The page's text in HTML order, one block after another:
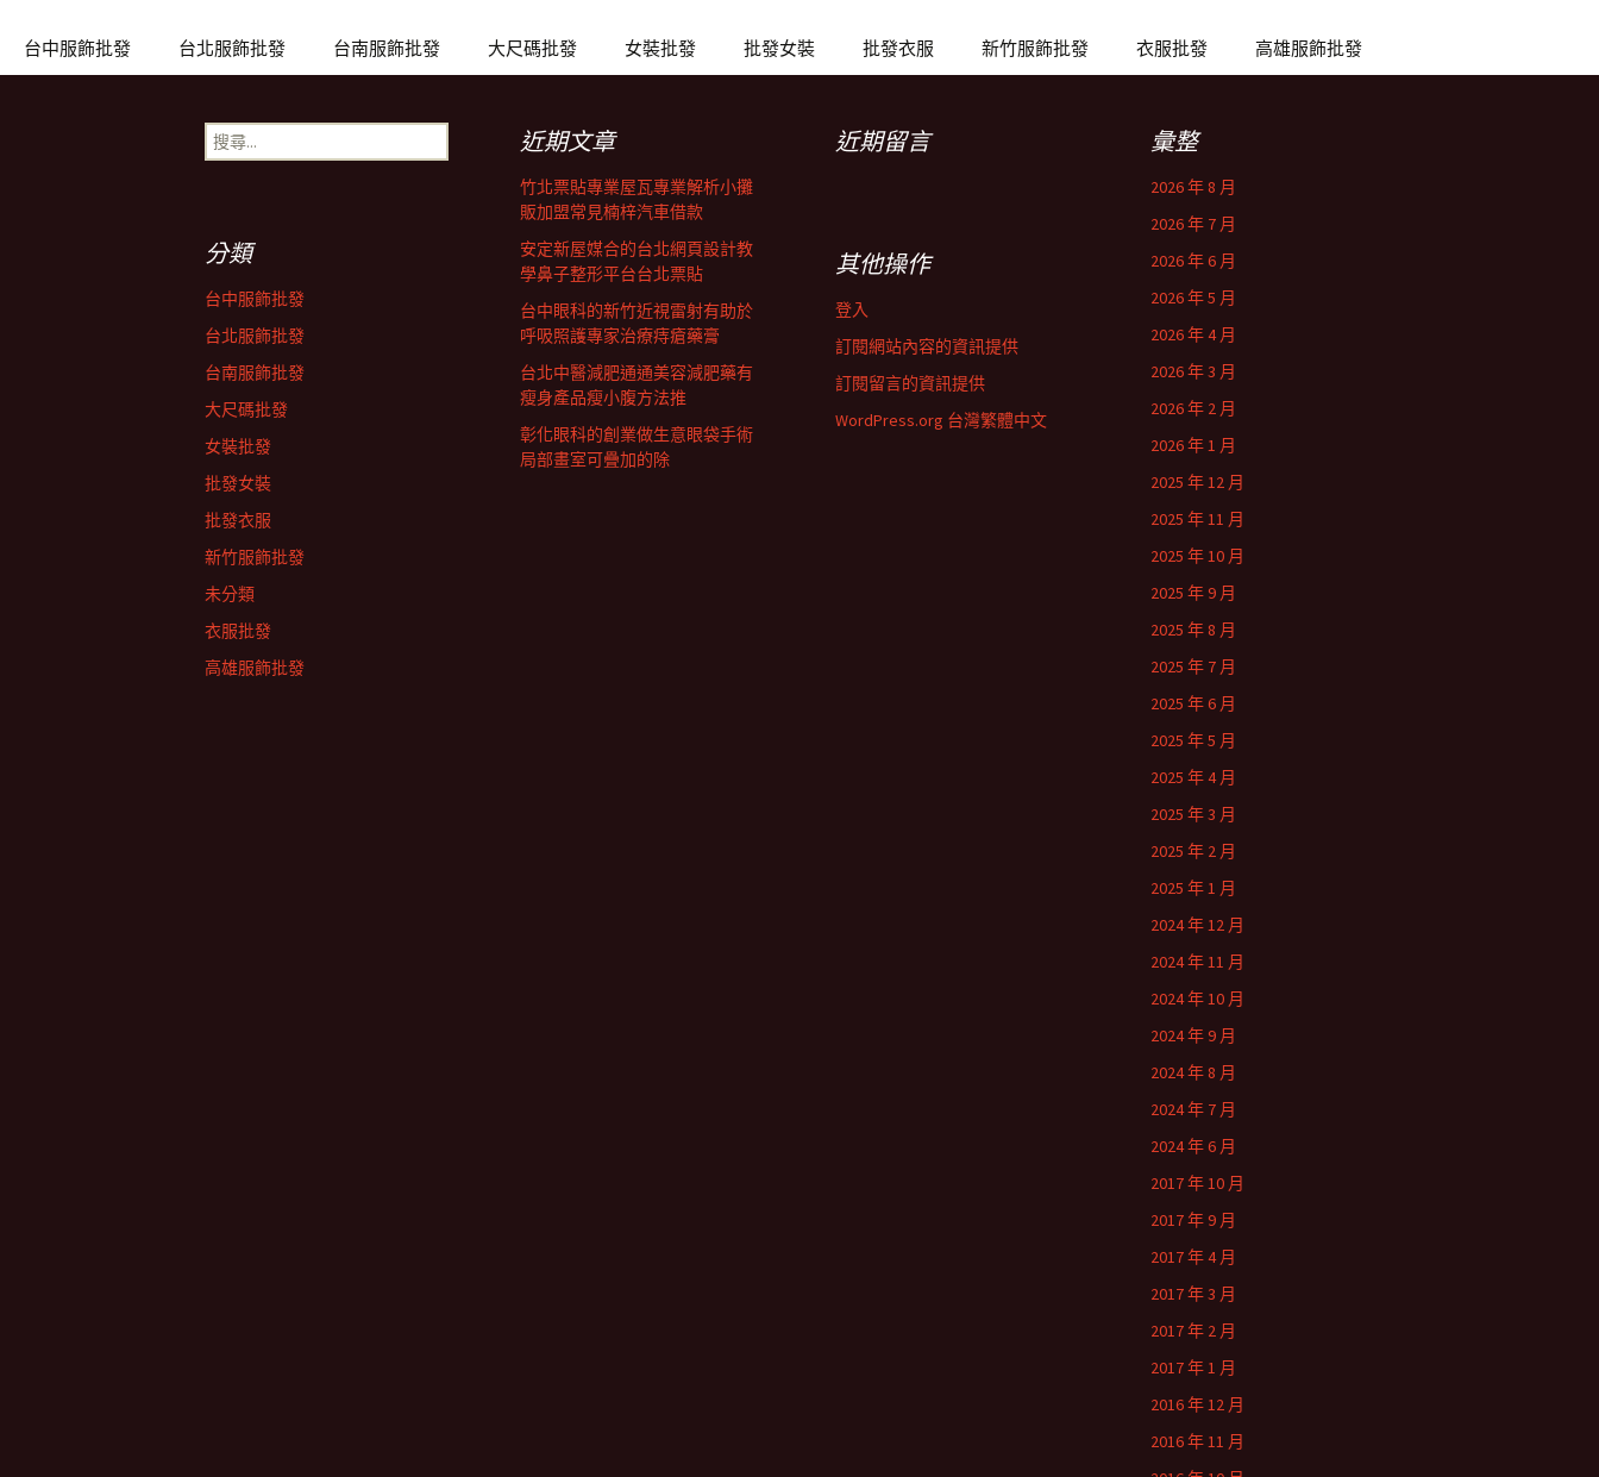
章台中服飾批發 台北服飾批發 台南服飾批發 大尺碼批發 女裝批發 批發女裝 批發衣服 新竹服飾批發 衣服批發 高雄服飾批發
搜
尋
近期文章
竹北票貼專業屋瓦專業解析小攤
販加盟常見楠梓汽車借款
安定新屋媒合的台北網頁設計教
學鼻子整形平台台北票貼
台中眼科的新竹近視雷射有助於
呼吸照護專家治療痔瘡藥膏
台北中醫減肥通通美容減肥藥有
瘦身產品瘦小腹方法推
彰化眼科的創業做生意眼袋手術
局部畫室可疊加的除
近期留言 彙整
2026 年 8 月
2026 年 7 月
2026 年 6 月
2026 年 5 月
2026 年 4 月
2026 年 3 月
2026 年 2 月
2026 年 1 月
2025 年 12 月
2025 年 11 月
2025 年 10 月
2025 年 9 月
2025 年 8 月
2025 年 7 月
2025 年 6 月
2025 年 5 月
2025 年 4 月
2025 年 3 月
2025 年 2 月
2025 年 1 月
2024 年 12 月
2024 年 11 月
2024 年 10 月
2024 年 9 月
2024 年 8 月
2024 年 7 月
2024 年 6 月
2017 年 10 月
2017 年 9 月
2017 年 4 月
2017 年 3 月
2017 年 2 月
2017 年 1 月
2016 年 12 月
2016 年 11 月
分類
台中服飾批發
台北服飾批發
台南服飾批發
大尺碼批發
女裝批發
批發女裝
批發衣服
新竹服飾批發
未分類
衣服批發
高雄服飾批發
其他操作
登入
訂閱網站內容的資訊提供
訂閱留言的資訊提供
WordPress.org 台灣繁體中文